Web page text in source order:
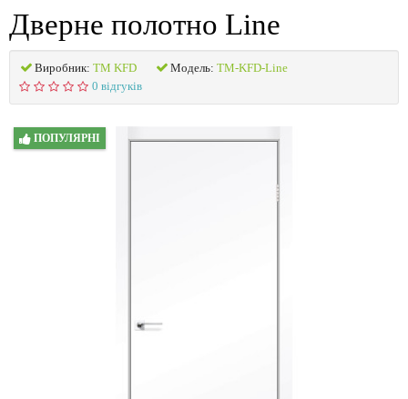
Дверне полотно Line
Виробник: ТМ KFD Модель: ТМ-KFD-Line
0 відгуків
ПОПУЛЯРНІ